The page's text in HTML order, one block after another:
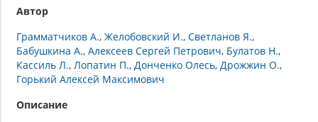
Автор
Грамматчиков А. Желобовский И. Светланов Я.
Бабушкина А. Алексеев Сергей Петрович Булатов Н.
Кассиль Л. Лопатин П. Донченко Олесь Дрожжин О.
Горький Алексей Максимович
Описание